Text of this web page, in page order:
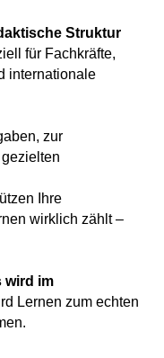
Struktur
für Fachkräfte,
internationale
zur
Ihre
wirklich zählt –
wird im
Lernen zum echten